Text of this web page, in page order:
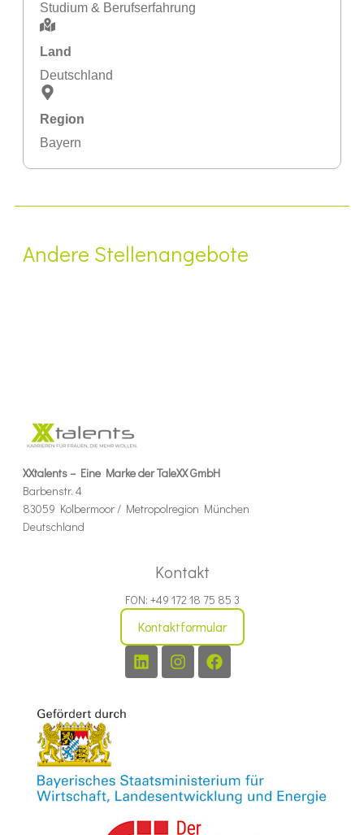
Studium & Berufserfahrung
Land
Deutschland
Region
Bayern
Andere Stellenangebote
XXtalents – Eine Marke der TaleXX GmbH
Barbenstr. 4
83059 Kolbermoor / Metropolregion München
Deutschland
Kontakt
FON: +49 172 18 75 85 3
Kontaktformular